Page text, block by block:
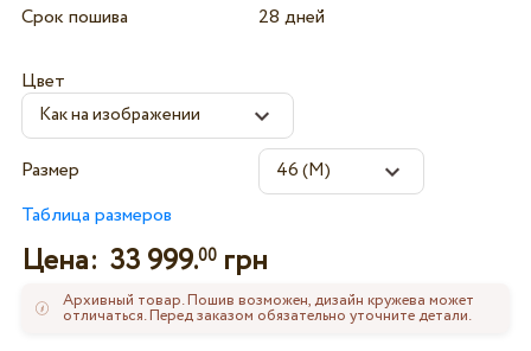
Срок пошива
28 дней
Цвет
Размер
Таблица размеров
Цена: 33 999.00грн
Архивный товар. Пошив возможен, дизайн кружева может
отличаться. Перед заказом обязательно уточните детали.